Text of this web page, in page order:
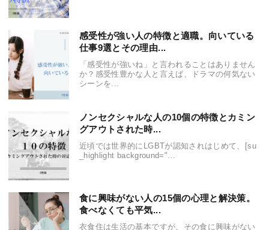
感受性が強い人の特徴と適職。向いている
仕事9選とその理由...
「感受性が強いね」と言われることはありません
か？感受性豊かな人と言えば、ドラマの何気ない
シーンを...
ノンセクシャルな人の10個の特徴とカミン
グアウトされた時...
近頃では世界的にLGBTが認知されはじめて、[su
_highlight background="...
食に興味がない人の15個の心理と解決策。
食べなくても平気...
衣食住は生活の基本ですが、その食に興味がない